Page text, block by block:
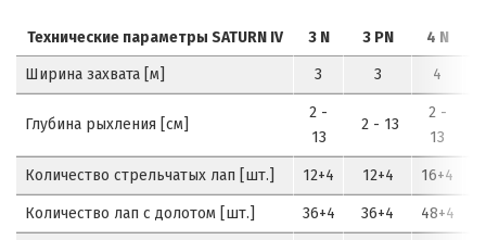
3 N 3 PN 4 N
3
3 4
2 -
13
2 - 13
2 -
13
12+4 12+4 16+4
36+4 36+4 48+4
Технические параметры SATURN IV
Ширина захвата [м]
Глубина рыхления [см]
Количество стрельчатых лап [шт.]
Количество лап с долотом [шт.]